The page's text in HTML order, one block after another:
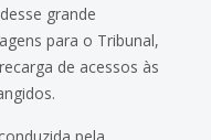
grande
para o Tribunal,
de acessos às